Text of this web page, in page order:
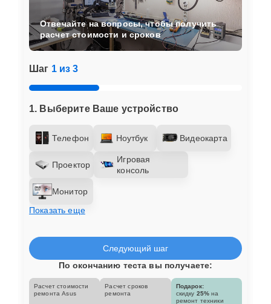
Шаг 1 из 3
1. Выберите Ваше устройство
Телефон Ноутбук Видеокарта
Проектор
Игровая
консоль
Монитор
Показать еще
Отвечайте на вопросы, чтобы получить
расчет стоимости и сроков
Следующий шаг
По окончанию теста вы получаете:
Расчет стоимости
ремонта Asus
Расчет сроков
ремонта
Подарок:
скидку 25% на
ремонт техники